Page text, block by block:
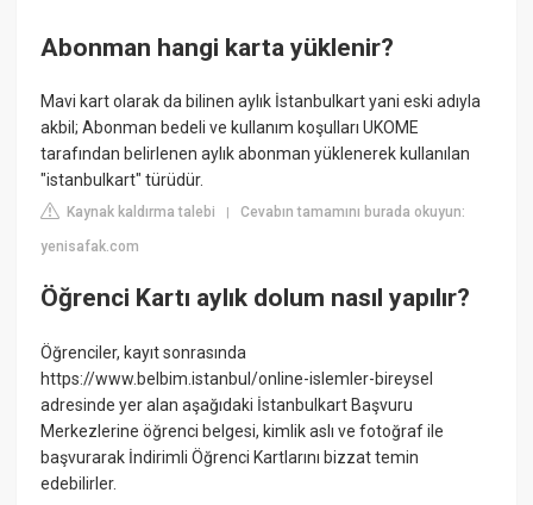
Abonman hangi karta yüklenir?
Mavi kart olarak da bilinen aylık İstanbulkart yani eski adıyla
akbil; Abonman bedeli ve kullanım koşulları UKOME
tarafından belirlenen aylık abonman yüklenerek kullanılan
"istanbulkart" türüdür.
Kaynak kaldırma talebi |Cevabın tamamını burada okuyun:
yenisafak.com
Öğrenci Kartı aylık dolum nasıl yapılır?
Öğrenciler, kayıt sonrasında
https://www.belbim.istanbul/online-islemler-bireysel
adresinde yer alan aşağıdaki İstanbulkart Başvuru
Merkezlerine öğrenci belgesi, kimlik aslı ve fotoğraf ile
başvurarak İndirimli Öğrenci Kartlarını bizzat temin
edebilirler.